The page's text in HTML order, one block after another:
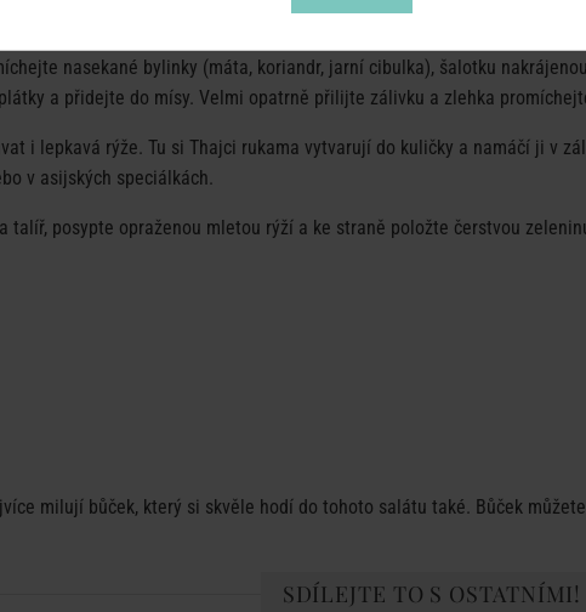
nasekané bylinky (máta, koriandr, jarní cibulka), šalotku
a přidejte do mísy. Velmi opatrně přilijte zálivku a zlehka
i lepkavá rýže. Tu si Thajci rukama vytvarují do kuličky a namáčí ji v
v asijských speciálkách.
talíř, posypte opraženou mletou rýží a ke straně položte čerstvou
milují bůček, který si skvěle hodí do tohoto salátu také. Bůček
SDÍLEJTE TO S OSTATNÍMI!